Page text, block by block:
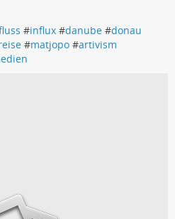
#influx #danube #donau
#matjopo #artivism